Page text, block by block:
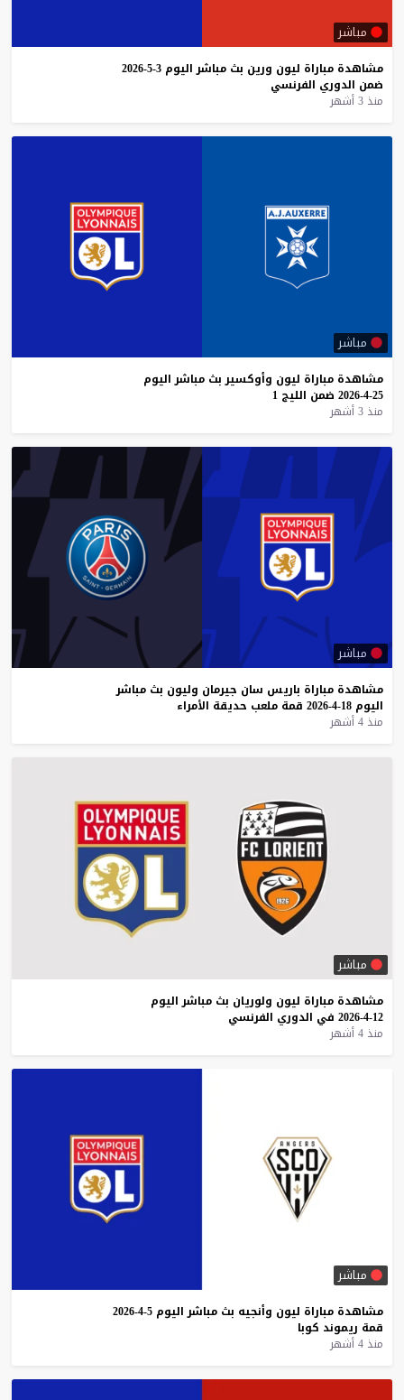
مباشر
مشاهدة مباراة ليون ورين بث مباشر اليوم 3-5-2026
ضمن الدوري الفرنسي
منذ 3 أشهر
مباشر
مشاهدة مباراة ليون وأوكسير بث مباشر اليوم
25-4-2026
ضمن الليج 1
منذ 3 أشهر
مباشر
مشاهدة مباراة باريس سان جيرمان وليون بث مباشر
اليوم 18-4-2026 قمة ملعب حديقة الأمراء
منذ 4 أشهر
مباشر
مشاهدة مباراة ليون ولوريان بث مباشر اليوم
12-4-2026
في الدوري الفرنسي
منذ 4 أشهر
مباشر
مشاهدة مباراة ليون وأنجيه بث مباشر اليوم 5-4-2026
قمة ريموند كوبا
منذ 4 أشهر